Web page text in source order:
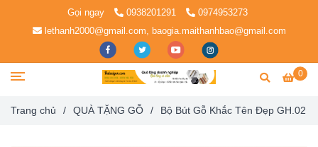
Gọi ngay 0938201291
0974953273
lethanh2000@gmail.com, baogia.maithanhbao@gmail.com
0
Trang chủ / QUÀ TẶNG GỖ / Bộ Bút Gỗ Khắc Tên Đẹp GH.02